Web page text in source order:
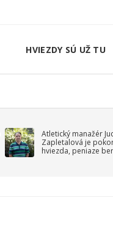
HVIEZDY SÚ UŽ TU
Atletický manažér
Zapletalová je
hviezda, peniaze